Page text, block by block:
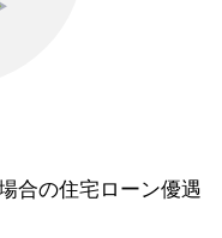
合の住宅ローン優遇